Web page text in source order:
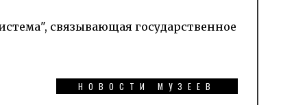
связывающая государственное
НОВОСТИ МУЗЕЕВ